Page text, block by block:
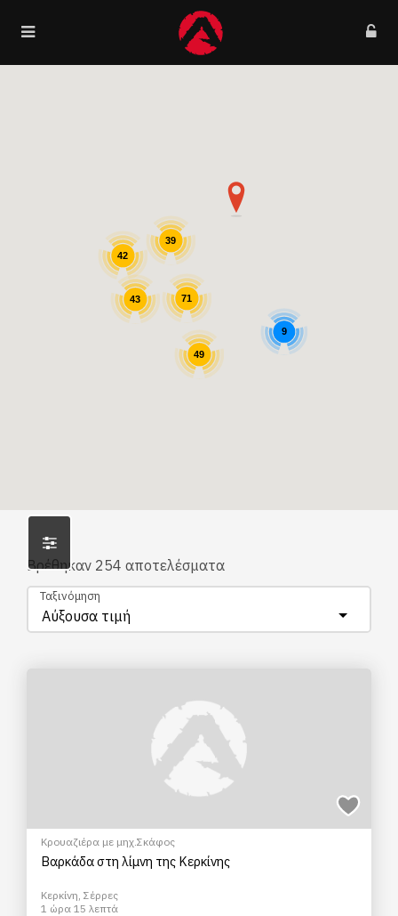
71
39
42
9
49
43
Βρέθηκαν 254 αποτελέσματα
Αύξουσα τιμή
Ταξινόμηση
Κρουαζιέρα με μηχ.Σκάφος
Βαρκάδα στη λίμνη της Κερκίνης
Κερκίνη, Σέρρες
1 ώρα 15 λεπτά